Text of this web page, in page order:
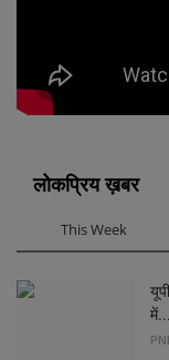
लोकप्रिय ख़बर
This Week
में...